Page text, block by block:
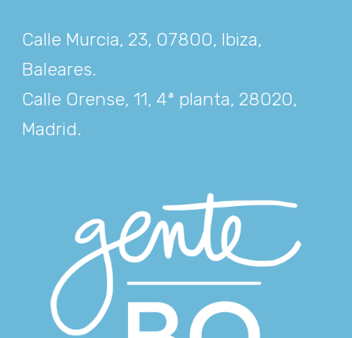
Calle Murcia, 23, 07800, Ibiza,
Baleares.
Calle Orense, 11, 4ª planta, 28020,
Madrid.